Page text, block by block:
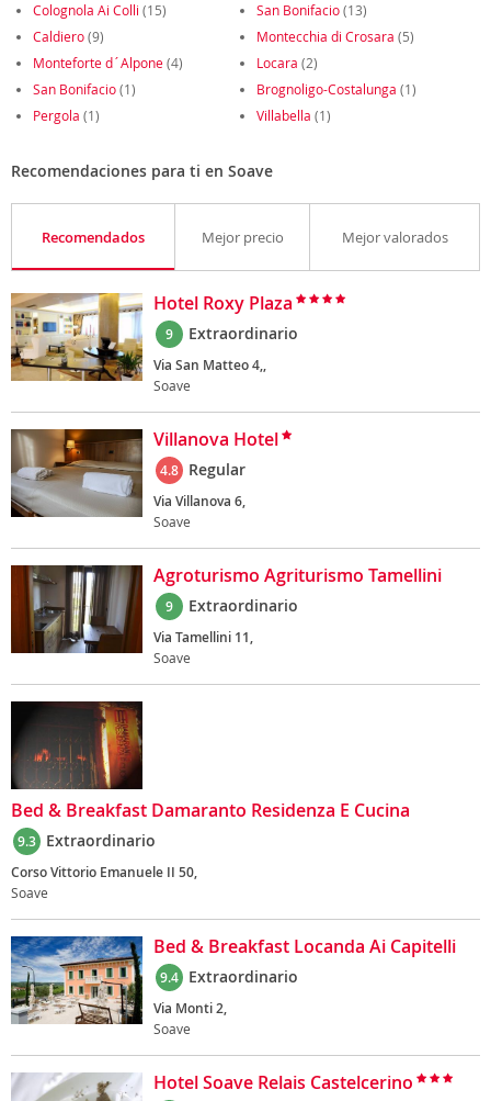
Colognola Ai Colli (15) San Bonifacio(13)
Caldiero(9) Montecchia di Crosara (5)
Monteforte d´Alpone(4) Locara (2)
San Bonifacio(1) Brognoligo-Costalunga (1)
Pergola (1) Villabella (1)
Recomendaciones para ti en Soave
Recomendados Mejor precio Mejor valorados
Hotel Roxy Plaza
9 Extraordinario
Via San Matteo 4,,
Soave
Villanova Hotel
4.8 Regular
Via Villanova 6,
Soave
Agroturismo Agriturismo Tamellini
9 Extraordinario
Via Tamellini 11,
Soave
Bed & Breakfast Damaranto Residenza E Cucina
9.3 Extraordinario
Corso Vittorio Emanuele II 50,
Soave
Bed & Breakfast Locanda Ai Capitelli
9.4 Extraordinario
Via Monti 2,
Soave
Hotel Soave Relais Castelcerino